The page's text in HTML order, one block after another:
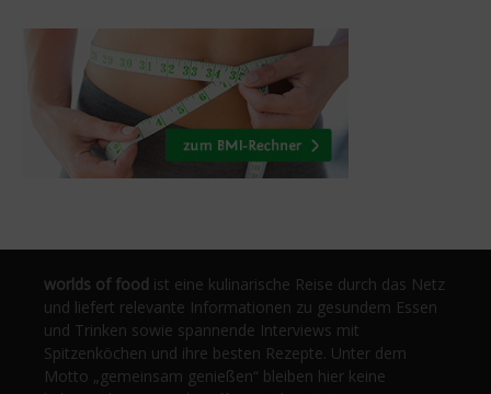
worlds of food ist eine kulinarische Reise durch das Netz
und liefert relevante Informationen zu gesundem Essen
und Trinken sowie spannende Interviews mit
Spitzenköchen und ihre besten Rezepte. Unter dem
Motto „gemeinsam genießen“ bleiben hier keine